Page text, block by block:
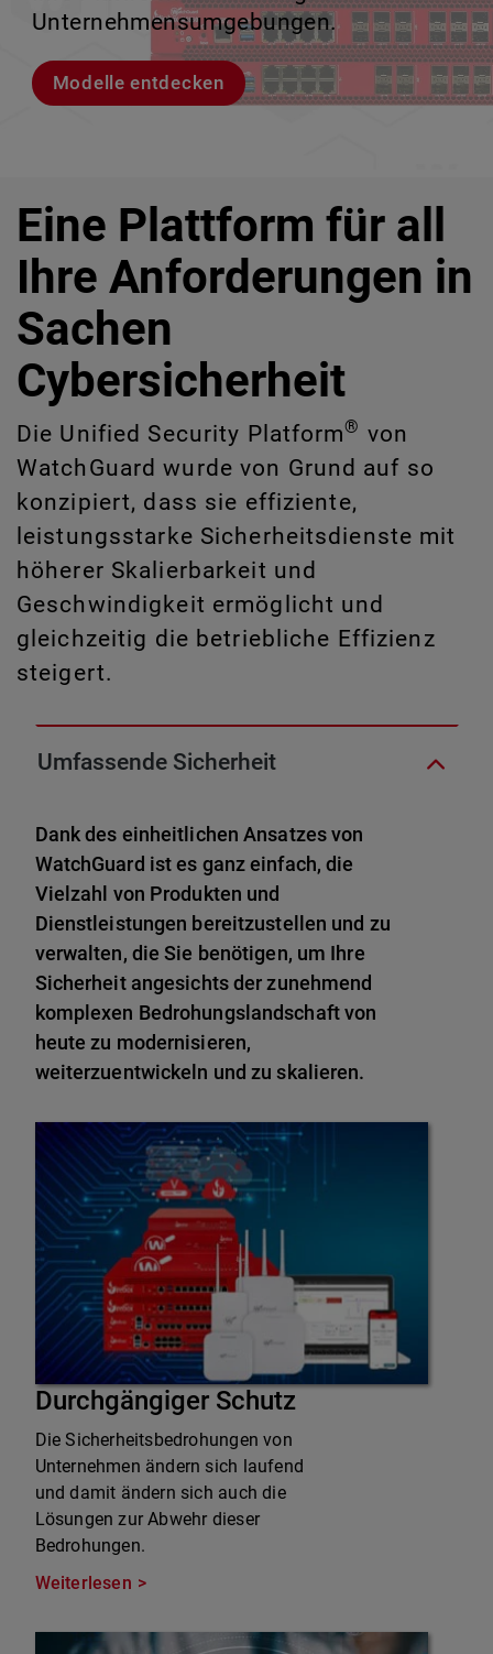
Unternehmensumgebungen.
Modelle entdecken
IT-Risiken zu identifizieren, die manuell
schwer erkennbar sind.
CloudDR entdecken
zu verlieren.
Lernen Sie Rai kennen
ermöglicht.
Lernen Sie WatchGuard EDR kennen
Eine Plattform für all
Ihre Anforderungen in
Sachen
Cybersicherheit
Die Unified Security Platform® von
WatchGuard wurde von Grund auf so
konzipiert, dass sie effiziente,
leistungsstarke Sicherheitsdienste mit
höherer Skalierbarkeit und
Geschwindigkeit ermöglicht und
gleichzeitig die betriebliche Effizienz
steigert.
Umfassende Sicherheit
Dank des einheitlichen Ansatzes von
WatchGuard ist es ganz einfach, die
Vielzahl von Produkten und
Dienstleistungen bereitzustellen und zu
verwalten, die Sie benötigen, um Ihre
Sicherheit angesichts der zunehmend
komplexen Bedrohungslandschaft von
heute zu modernisieren,
weiterzuentwickeln und zu skalieren.
Durchgängiger Schutz
Die Sicherheitsbedrohungen von
Unternehmen ändern sich laufend
und damit ändern sich auch die
Lösungen zur Abwehr dieser
Bedrohungen.
Weiterlesen